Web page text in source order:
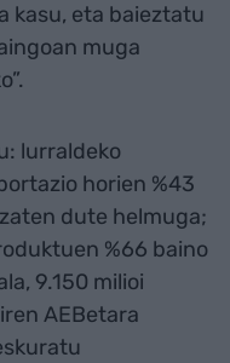
kasu, eta baieztatu
muga
lurraldeko
horien %43
dute helmuga;
%66 baino
9.150 milioi
AEBetara